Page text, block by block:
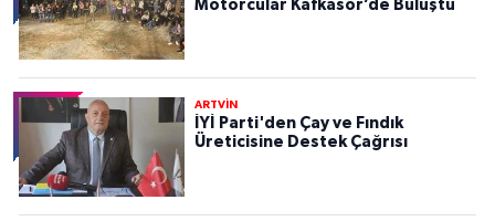
Motorcular Kafkasör’de Buluştu
ARTVİN
İYİ Parti'den Çay ve Fındık
Üreticisine Destek Çağrısı